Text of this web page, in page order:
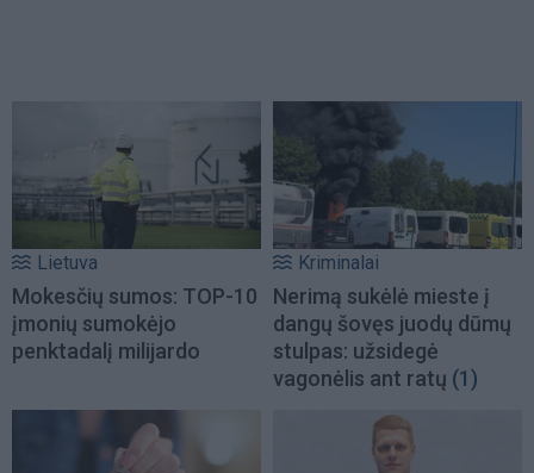
Lietuva
Mokesčių sumos: TOP-10
įmonių sumokėjo
penktadalį milijardo
Kriminalai
Nerimą sukėlė mieste į
dangų šovęs juodų dūmų
stulpas: užsidegė
vagonėlis ant ratų (1)